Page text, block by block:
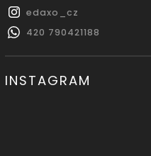
edaxo_cz
420 790421188
INSTAGRAM